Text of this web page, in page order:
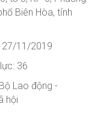
Biên Hòa, tỉnh
27/11/2019
36
Lao động -
hội